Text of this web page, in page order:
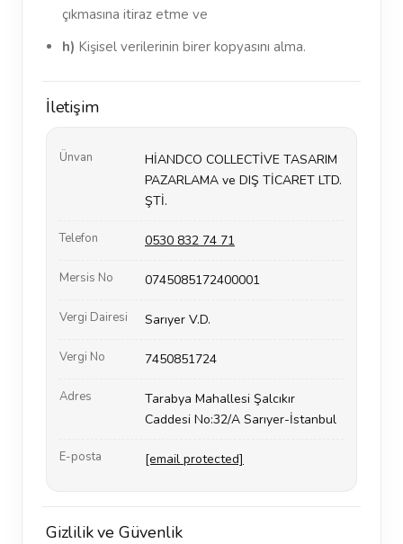
çıkmasına itiraz etme ve
h) Kişisel verilerinin birer kopyasını alma.
İletişim
Ünvan
HİANDCO COLLECTİVE TASARIM
PAZARLAMA ve DIŞ TİCARET LTD.
ŞTİ.
Telefon 0530 832 74 71
Mersis No 0745085172400001
Vergi Dairesi Sarıyer V.D.
Vergi No 7450851724
Adres
Tarabya Mahallesi Şalcıkır
Caddesi No:32/A Sarıyer-İstanbul
E-posta [email protected]
Gizlilik ve Güvenlik